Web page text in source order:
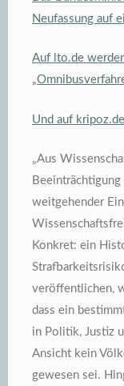
Neufassung auf
Auf lto.de
Und auf
„Aus
weitgehender
Konkret: ein
veröffentlichen,
dass ein
in Politik, Justiz
Ansicht kein
gewesen sei.